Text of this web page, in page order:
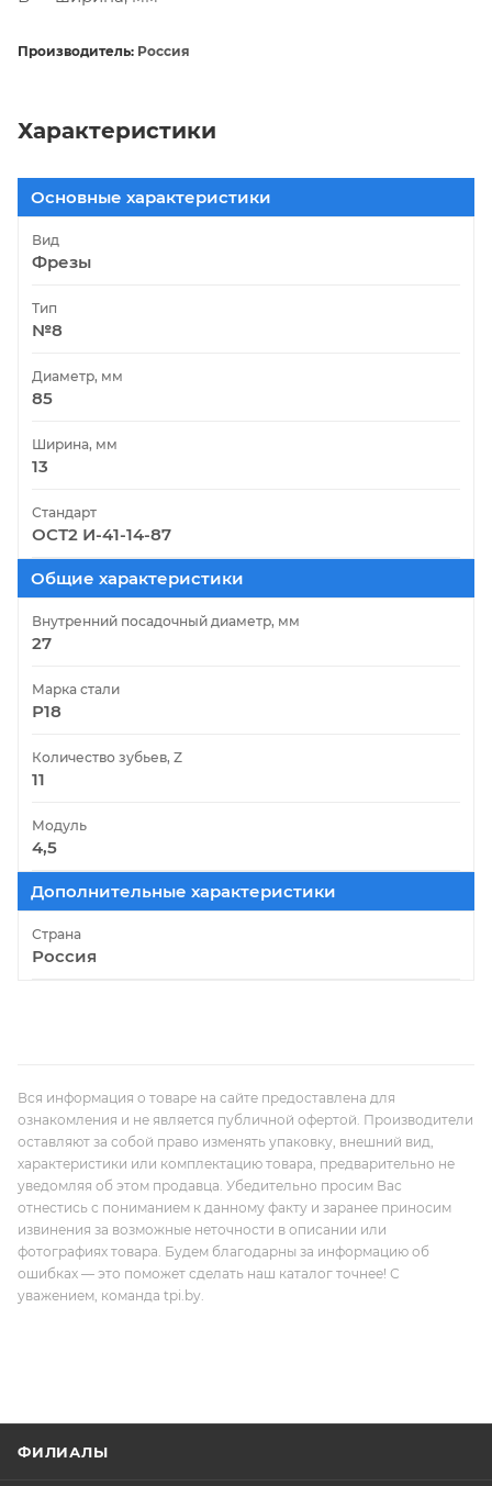
Производитель: Россия
Характеристики
Основные характеристики
Вид
Фрезы
Тип
№8
Диаметр, мм
85
Ширина, мм
13
Стандарт
ОСТ2 И-41-14-87
Общие характеристики
Внутренний посадочный диаметр, мм
27
Марка стали
Р18
Количество зубьев, Z
11
Модуль
4,5
Дополнительные характеристики
Страна
Россия
Вся информация о товаре на сайте предоставлена для
ознакомления и не является публичной офертой. Производители
оставляют за собой право изменять упаковку, внешний вид,
характеристики или комплектацию товара, предварительно не
уведомляя об этом продавца. Убедительно просим Вас
отнестись с пониманием к данному факту и заранее приносим
извинения за возможные неточности в описании или
фотографиях товара. Будем благодарны за информацию об
ошибках — это поможет сделать наш каталог точнее! С
уважением, команда tpi.by.
ФИЛИАЛЫ